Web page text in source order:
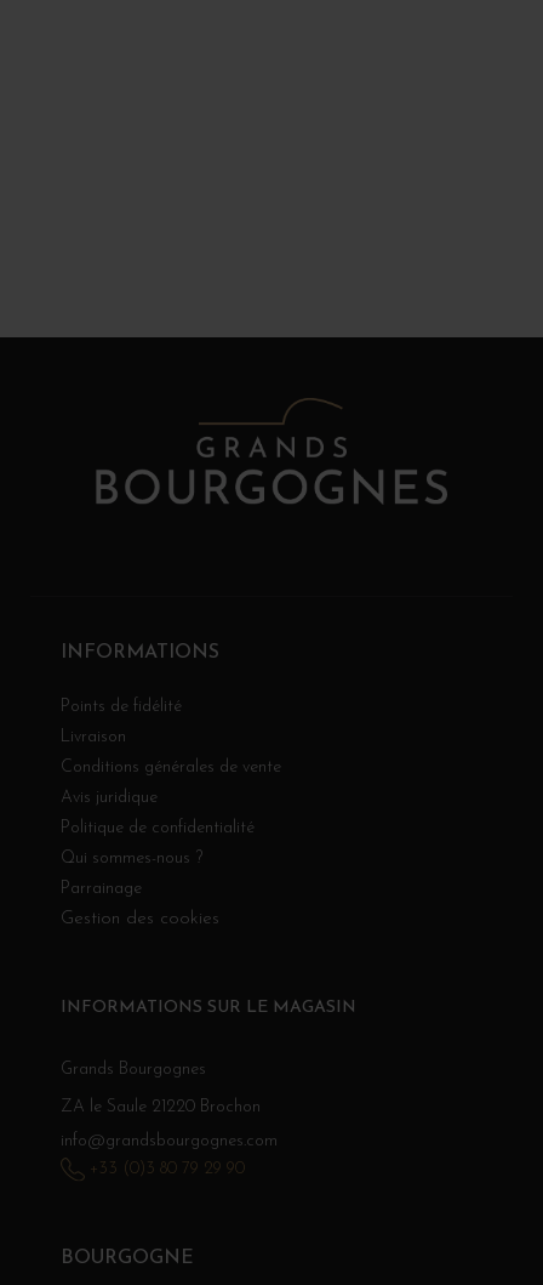
INFORMATIONS
Points de fidélité
Livraison
Conditions générales de vente
Avis juridique
Politique de confidentialité
Qui sommes-nous ?
Parrainage
Gestion des cookies
BOURGOGNE
INFORMATIONS SUR LE MAGASIN
Grands Bourgognes
ZA le Saule 21220 Brochon
info@grandsbourgognes.com
+33 (0)3 80 79 29 90